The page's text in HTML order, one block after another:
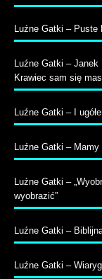
Luźne Gatki – Puste
Luźne Gatki –
Krawiec sam się
Luźne Gatki – I
Luźne Gatki –
Luźne Gatki –
wyobrazić”
Luźne Gatki –
Luźne Gatki –